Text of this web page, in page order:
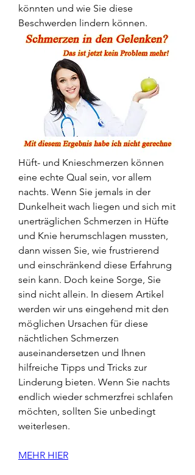
könnten und wie Sie diese
Beschwerden lindern können.
Hüft- und Knieschmerzen können
eine echte Qual sein, vor allem
nachts. Wenn Sie jemals in der
Dunkelheit wach liegen und sich mit
unerträglichen Schmerzen in Hüfte
und Knie herumschlagen mussten,
dann wissen Sie, wie frustrierend
und einschränkend diese Erfahrung
sein kann. Doch keine Sorge, Sie
sind nicht allein. In diesem Artikel
werden wir uns eingehend mit den
möglichen Ursachen für diese
nächtlichen Schmerzen
auseinandersetzen und Ihnen
hilfreiche Tipps und Tricks zur
Linderung bieten. Wenn Sie nachts
endlich wieder schmerzfrei schlafen
möchten, sollten Sie unbedingt
weiterlesen.
MEHR HIER